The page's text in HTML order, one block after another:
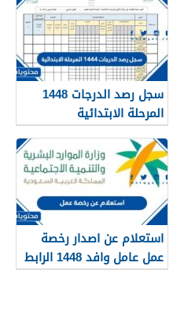
سجل رصد الدرجات 1448
المرحلة الابتدائية
استعلام عن اصدار رخصة
عمل عامل وافد 1448 الرابط
والطريقة بالتفصيل